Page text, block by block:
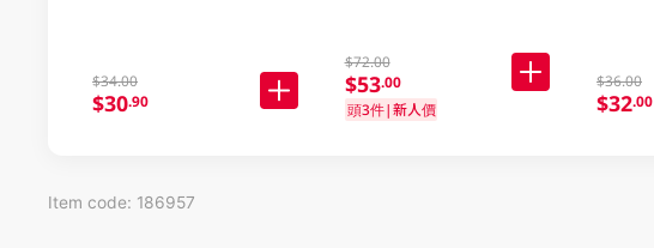
$34.00
$30.90
$72.00
$53.00
頭3件|新人價
$36.00
$32.00
Item code: 186957